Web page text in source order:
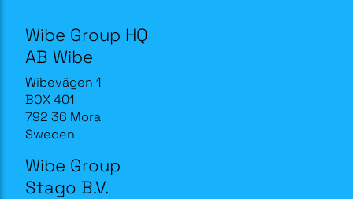
Wibe Group HQ
AB Wibe
Wibevägen 1
BOX 401
792 36 Mora
Sweden
Wibe Group
Stago B.V.